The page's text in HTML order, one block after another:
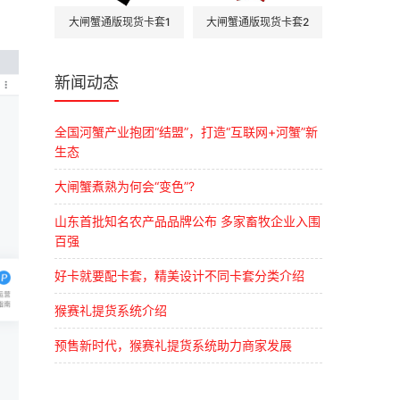
大闸蟹通版现货卡套1 大闸蟹通版现货卡套2
新闻动态
全国河蟹产业抱团“结盟”，打造“互联网+河蟹”新
生态
大闸蟹煮熟为何会“变色”?
山东首批知名农产品品牌公布 多家畜牧企业入围
百强
好卡就要配卡套，精美设计不同卡套分类介绍
猴赛礼提货系统介绍
预售新时代，猴赛礼提货系统助力商家发展